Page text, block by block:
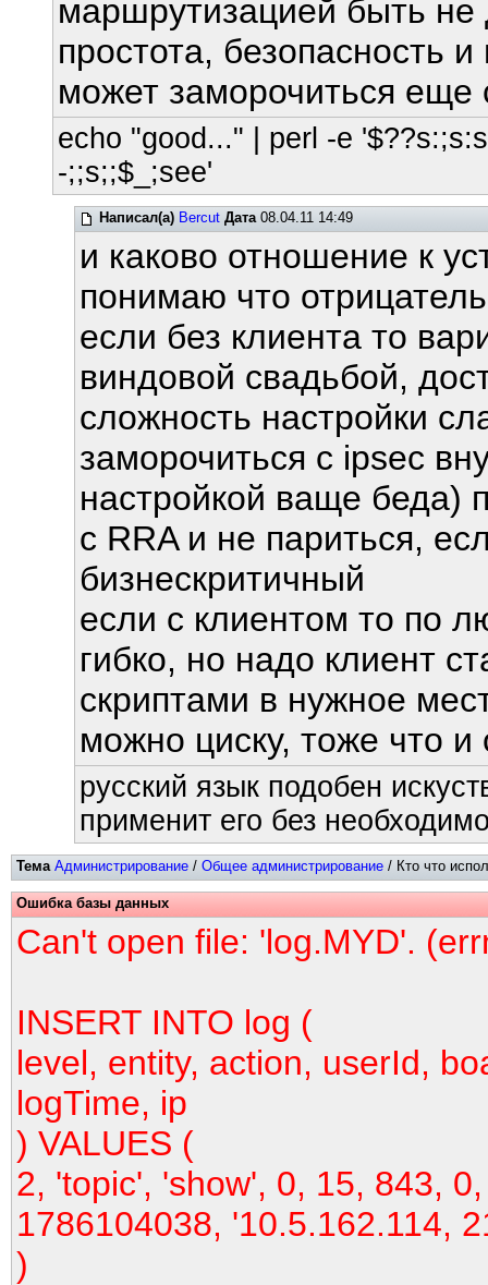
маршрутизацией быть
простота, безопасность
может заморочиться еще
echo "good..." | perl -e
-;;s;;$_;see'
Написал(а) Bercut Дата08.04.11 14:49
и каково отношение к
понимаю что
если без клиента то
виндовой свадьбой,
сложность настройки
заморочиться с ipsec
настройкой ваще беда)
с RRA и не париться,
бизнескритичный
если с клиентом то по
гибко, но надо клиент
скриптами в нужное
можно циску, тоже что
русский язык подобен
применит его без
Тема Администрирование / Общее администрирование / Кто что
Ошибка базы данных
Can't open file: 'log.MYD'.
INSERT INTO log (
level, entity, action, userId,
logTime, ip
) VALUES (
2, 'topic', 'show', 0, 15, 843,
1786104038, '10.5.162.114,
)